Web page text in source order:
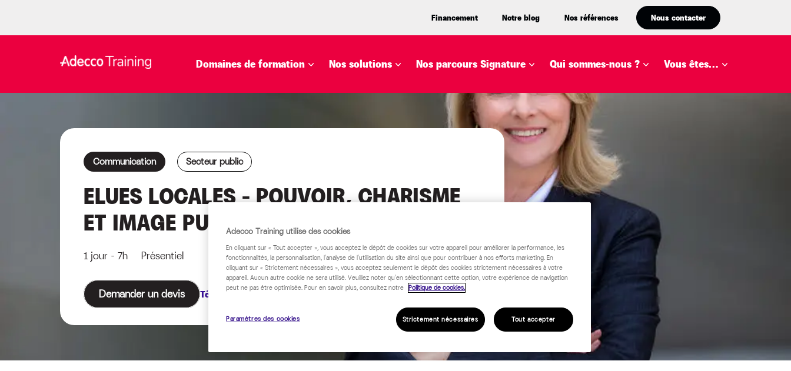
Financement Notre blog Nos références Nous contacter
Domaines de formation Nos solutions Nos parcours Signature Qui sommes-nous ? Vous êtes…
Communication Secteur public
ELUES LOCALES – POUVOIR, CHARISME
ET IMAGE PUBLIQUE
1 jour - 7h Présentiel
Demander un devis Télécharger le programme
Adecco Training utilise des cookies
En cliquant sur « Tout accepter », vous acceptez le dépôt de cookies sur votre appareil pour améliorer la performance, les
fonctionnalités, la personnalisation, l'analyse de l'utilisation du site ainsi que pour contribuer à nos efforts marketing. En
cliquant sur « Strictement nécessaires », vous acceptez seulement le dépôt des cookies strictement nécessaires à votre
appareil. Aucun autre cookie ne sera utilisé. Veuillez noter qu'en sélectionnant cette option, votre expérience de navigation
peut ne pas être optimisée. Pour en savoir plus, consultez notre Politique de cookies.
Paramètres des cookies Strictement nécessaires Tout accepter